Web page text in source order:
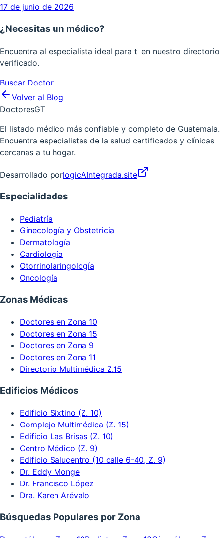
17 de junio de 2026
¿Necesitas un médico?
Encuentra al especialista ideal para ti en nuestro directorio
verificado.
Buscar Doctor
Volver al Blog
DoctoresGT
El listado médico más confiable y completo de Guatemala.
Encuentra especialistas de la salud certificados y clínicas
cercanas a tu hogar.
Desarrollado porlogicAIntegrada.site
Especialidades
Pediatría
Ginecología y Obstetricia
Dermatología
Cardiología
Otorrinolaringología
Oncología
Zonas Médicas
Doctores en Zona 10
Doctores en Zona 15
Doctores en Zona 9
Doctores en Zona 11
Directorio Multimédica Z.15
Edificios Médicos
Edificio Sixtino (Z. 10)
Complejo Multimédica (Z. 15)
Edificio Las Brisas (Z. 10)
Centro Médico (Z. 9)
Edificio Salucentro (10 calle 6-40, Z. 9)
Dr. Eddy Monge
Dr. Francisco López
Dra. Karen Arévalo
Búsquedas Populares por Zona